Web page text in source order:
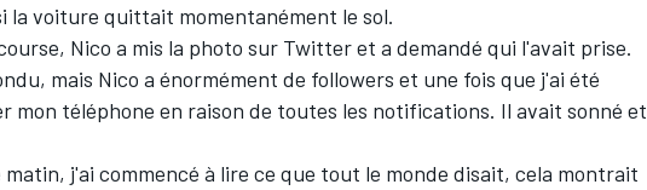
la voiture quittait momentanément le sol.
Nico a mis la photo sur Twitter et a demandé qui l'avait prise.
mais Nico a énormément de followers et une fois que j'ai été
mon téléphone en raison de toutes les notifications. Il avait sonné et
matin, j'ai commencé à lire ce que tout le monde disait, cela montrait